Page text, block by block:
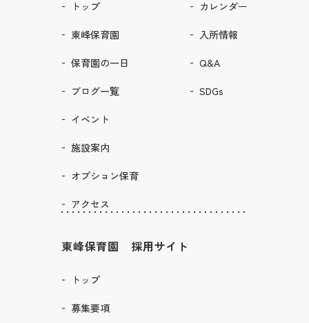
トップ
東峰保育園
保育園の一日
ブログ一覧
イベント
施設案内
オプション保育
アクセス
カレンダー
入所情報
Q&A
SDGs
東峰保育園 採用サイト
トップ
募集要項